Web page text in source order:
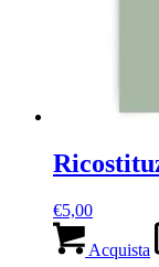
€5,00
Acquista